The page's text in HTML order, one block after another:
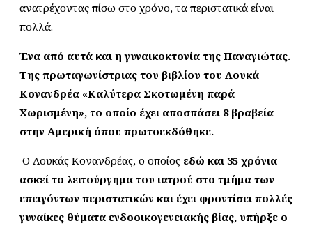
ανατρέχοντας πίσω στο χρόνο, τα περιστατικά είναι
πολλά.
Ένα από αυτά και η γυναικοκτονία της Παναγιώτας.
Της πρωταγωνίστριας του βιβλίου του Λουκά
Κονανδρέα «Καλύτερα Σκοτωμένη παρά
Χωρισμένη», το οποίο έχει αποσπάσει 8 βραβεία
στην Αμερική όπου πρωτοεκδόθηκε.
Ο Λουκάς Κονανδρέας, ο οποίος εδώ και 35 χρόνια
ασκεί το λειτούργημα του ιατρού στο τμήμα των
επειγόντων περιστατικών και έχει φροντίσει πολλές
γυναίκες θύματα ενδοοικογενειακής βίας, υπήρξε ο